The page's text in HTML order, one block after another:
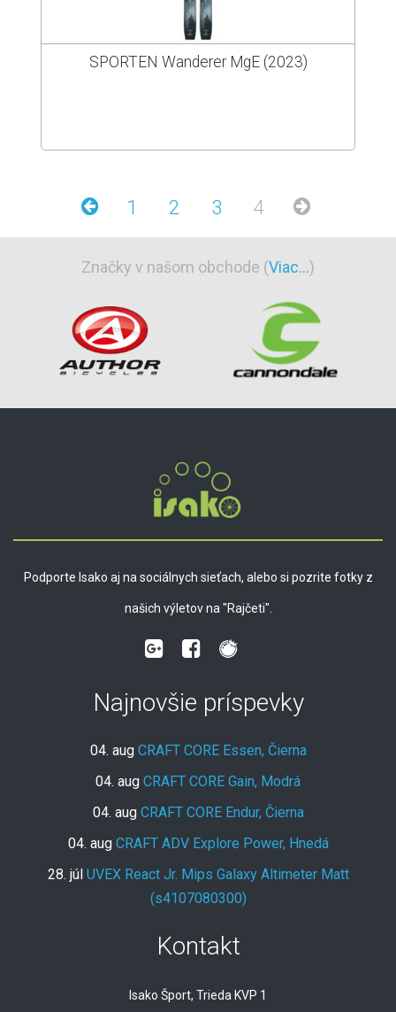
SPORTEN Wanderer MgE (2023)
1 2 3 4
Značky v našom obchode (Viac...)
Podporte Isako aj na sociálnych sieťach, alebo si pozrite fotky z
našich výletov na "Rajčeti".
Najnovšie príspevky
04. aug CRAFT CORE Essen, Čierna
04. aug CRAFT CORE Gain, Modrá
04. aug CRAFT CORE Endur, Čierna
04. aug CRAFT ADV Explore Power, Hnedá
28. júl UVEX React Jr. Mips Galaxy Altimeter Matt
(s4107080300)
Kontakt
Isako Šport, Trieda KVP 1